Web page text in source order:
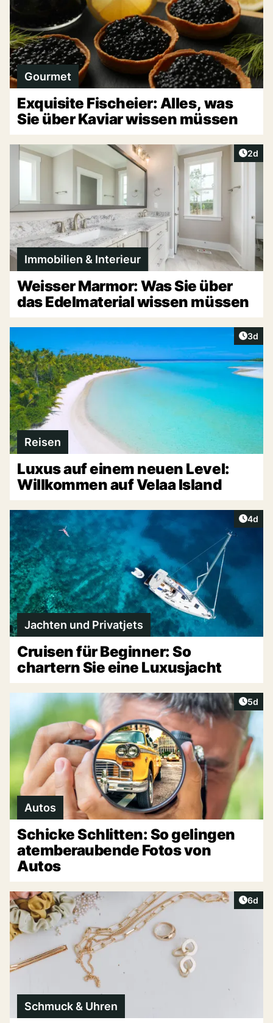
Gourmet
Exquisite Fischeier: Alles, was
Sie über Kaviar wissen müssen
2d
Immobilien & Interieur
Weisser Marmor: Was Sie über
das Edelmaterial wissen müssen
3d
Reisen
Luxus auf einem neuen Level:
Willkommen auf Velaa Island
4d
Jachten und Privatjets
Cruisen für Beginner: So
chartern Sie eine Luxusjacht
5d
Autos
Schicke Schlitten: So gelingen
atemberaubende Fotos von
Autos
6d
Schmuck & Uhren